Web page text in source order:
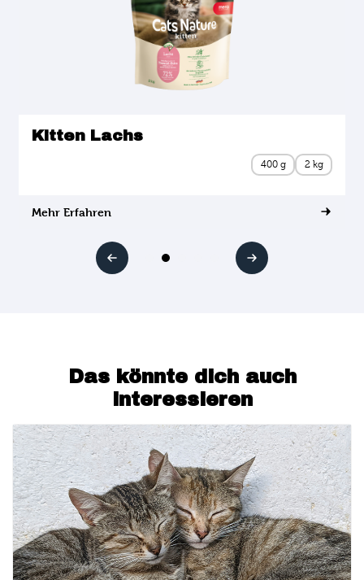
Kitten Lachs
400 g 2 kg
Mehr Erfahren
Das könnte dich auch
interessieren